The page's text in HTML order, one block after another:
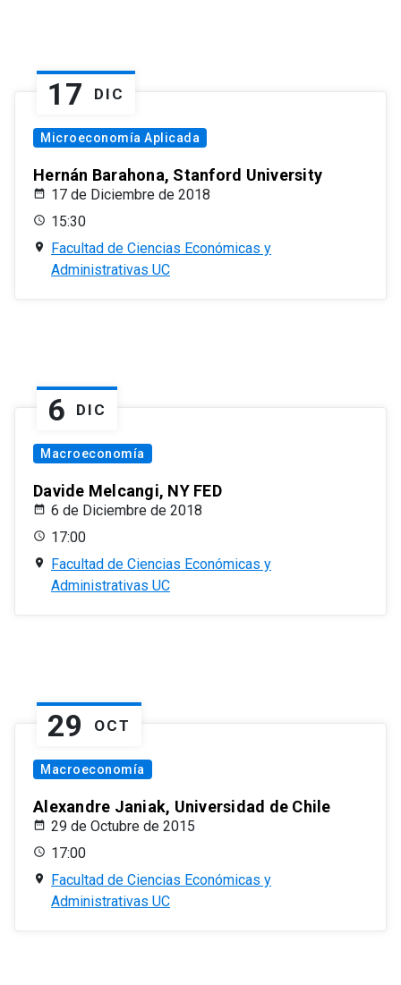
17 DIC
Microeconomía Aplicada
Hernán Barahona, Stanford University
17 de Diciembre de 2018
15:30
Facultad de Ciencias Económicas y
Administrativas UC
6 DIC
Macroeconomía
Davide Melcangi, NY FED
6 de Diciembre de 2018
17:00
Facultad de Ciencias Económicas y
Administrativas UC
29 OCT
Macroeconomía
Alexandre Janiak, Universidad de Chile
29 de Octubre de 2015
17:00
Facultad de Ciencias Económicas y
Administrativas UC